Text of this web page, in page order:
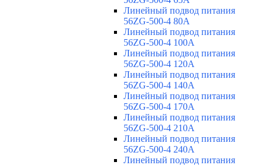
Линейный подвод питания
56ZG-500-4 80A
Линейный подвод питания
56ZG-500-4 100A
Линейный подвод питания
56ZG-500-4 120A
Линейный подвод питания
56ZG-500-4 140A
Линейный подвод питания
56ZG-500-4 170A
Линейный подвод питания
56ZG-500-4 210A
Линейный подвод питания
56ZG-500-4 240A
Линейный подвод питания